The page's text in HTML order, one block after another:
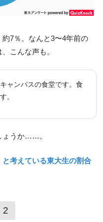
7％。なんと3〜4年前の
こんな声も。
ャンパスの食堂です。食
。
ょうか……。
と考えている東大生の割合
2